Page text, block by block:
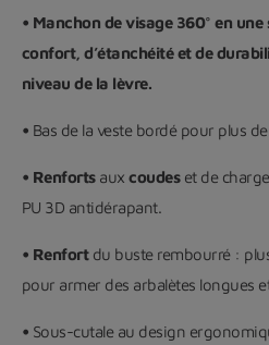
• Manchon de visage 360° en
confort, d’étanchéité et de
niveau de la lèvre.
• Bas de la veste bordé pour plus
• Renfortsauxcoudes et de
PU 3D antidérapant.
• Renfortdu buste rembourré :
pour armer des arbalètes longues
• Sous-cutale au design